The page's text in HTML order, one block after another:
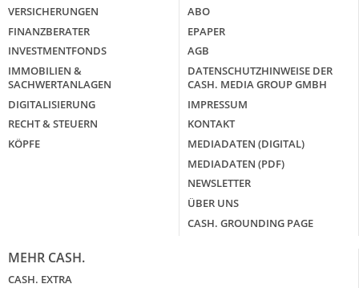
VERSICHERUNGEN
FINANZBERATER
INVESTMENTFONDS
IMMOBILIEN &
SACHWERTANLAGEN
DIGITALISIERUNG
RECHT & STEUERN
KÖPFE
ABO
EPAPER
AGB
DATENSCHUTZHINWEISE DER
CASH. MEDIA GROUP GMBH
IMPRESSUM
KONTAKT
MEDIADATEN (DIGITAL)
MEDIADATEN (PDF)
NEWSLETTER
ÜBER UNS
CASH. GROUNDING PAGE
MEHR CASH.
CASH. EXTRA